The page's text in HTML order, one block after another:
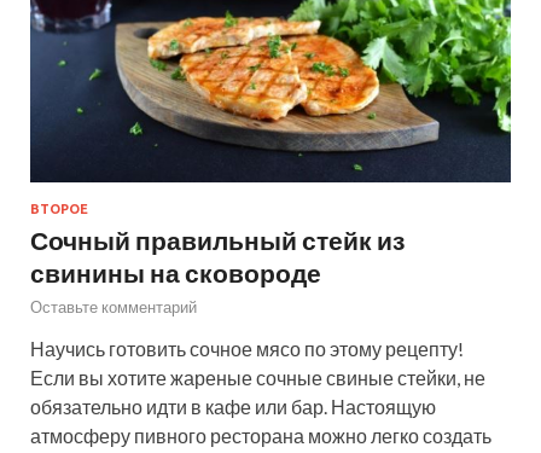
ВТОРОЕ
Сочный правильный стейк из
свинины на сковороде
Оставьте комментарий
Научись готовить сочное мясо по этому рецепту!
Если вы хотите жареные сочные свиные стейки, не
обязательно идти в кафе или бар. Настоящую
атмосферу пивного ресторана можно легко создать